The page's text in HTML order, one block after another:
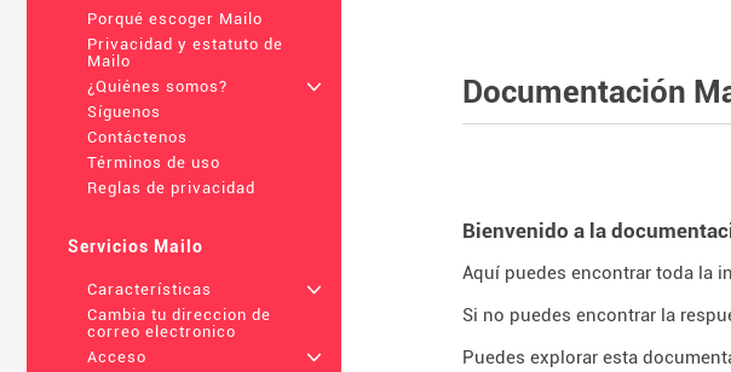
Porqué escoger Mailo
Privacidad y estatuto de
Mailo
¿Quiénes somos?
+
Síguenos
Contáctenos
Términos de uso
Reglas de privacidad
Servicios Mailo
Características
+
Cambia tu direccion de
correo electronico
Acceso
+
Documentación
Bienvenido a la
Aquí puedes encontrar toda la
Si no puedes encontrar la
Puedes explorar esta